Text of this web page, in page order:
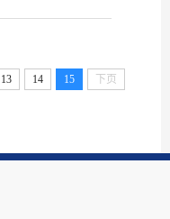
13 14 15 下页